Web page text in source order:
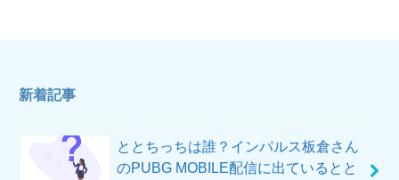
新着記事
ととちっちは誰？インパルス板倉さん
のPUBG MOBILE配信に出ているとと